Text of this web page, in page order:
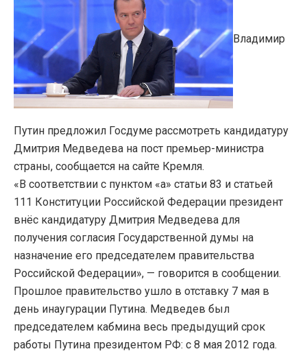
Владимир
Путин предложил Госдуме рассмотреть кандидатуру
Дмитрия Медведева на пост премьер-министра
страны, сообщается на сайте Кремля.
«В соответствии с пунктом «а» статьи 83 и статьей
111 Конституции Российской Федерации президент
внёс кандидатуру Дмитрия Медведева для
получения согласия Государственной думы на
назначение его председателем правительства
Российской Федерации», — говорится в сообщении.
Прошлое правительство ушло в отставку 7 мая в
день инаугурации Путина. Медведев был
председателем кабмина весь предыдущий срок
работы Путина президентом РФ: с 8 мая 2012 года.